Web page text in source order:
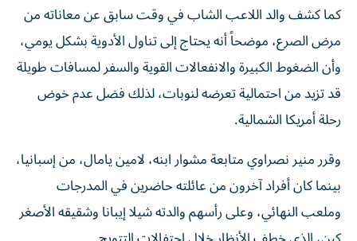
كما كشف والد اللاعب الشاب في وقت سابق عن معاناته من
مرض الصرع، موضحاً أنه يحتاج إلى تناول الأدوية بشكل يومي،
وأن الضغوط الكبيرة والانفعالات القوية والسفر لمسافات طويلة
قد تزيد من احتمالية تعرضه لنوبات، لذلك فضل عدم خوض
رحلة أمريكا الشمالية.
وقرر منير نصراوي متابعة مشوار ابنه، لامين يامال، من إسبانيا،
بينما كان أفراد آخرون من عائلته حاضرين في المدرجات
وملعب النهائي، وعلى رأسهم والدته شيلا إيبانا وشقيقه الأصغر